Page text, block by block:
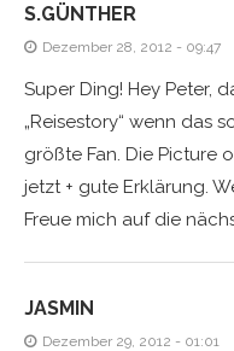
S.GÜNTHER
Dezember 28, 2012 - 09:47
Super Ding! Hey Peter,
„Reisestory“ wenn das
größte Fan. Die Picture
jetzt + gute Erklärung.
Freue mich auf die
JASMIN
Dezember 29, 2012 - 01:01